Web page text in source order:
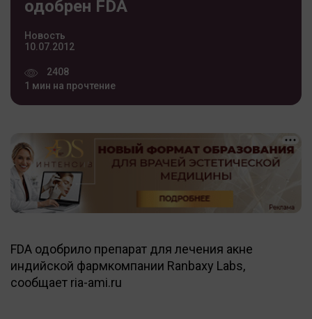
одобрен FDA
Новость
10.07.2012
2408
1 мин на прочтение
FDA одобрило препарат для лечения акне
индийской фармкомпании Ranbaxy Labs,
сообщает ria-ami.ru